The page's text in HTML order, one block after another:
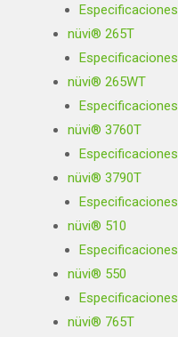
Especificaciones
nüvi® 265T
Especificaciones
nüvi® 265WT
Especificaciones
nüvi® 3760T
Especificaciones
nüvi® 3790T
Especificaciones
nüvi® 510
Especificaciones
nüvi® 550
Especificaciones
nüvi® 765T